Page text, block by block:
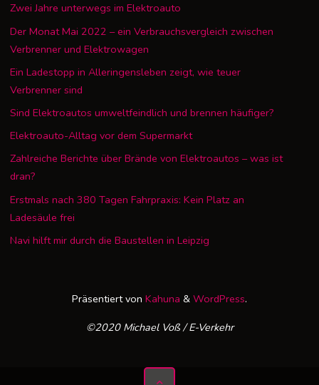
Zwei Jahre unterwegs im Elektroauto
Der Monat Mai 2022 – ein Verbrauchsvergleich zwischen
Verbrenner und Elektrowagen
Ein Ladestopp in Alleringensleben zeigt, wie teuer
Verbrenner sind
Sind Elektroautos umweltfeindlich und brennen häufiger?
Elektroauto-Alltag vor dem Supermarkt
Zahlreiche Berichte über Brände von Elektroautos – was ist
dran?
Erstmals nach 380 Tagen Fahrpraxis: Kein Platz an
Ladesäule frei
Navi hilft mir durch die Baustellen in Leipzig
Präsentiert von Kahuna & WordPress.
©2020 Michael Voß / E-Verkehr